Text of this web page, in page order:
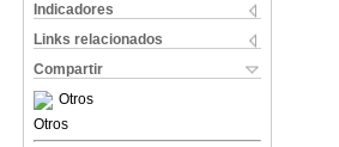
Indicadores
Links relacionados
Compartir
Otros
Otros